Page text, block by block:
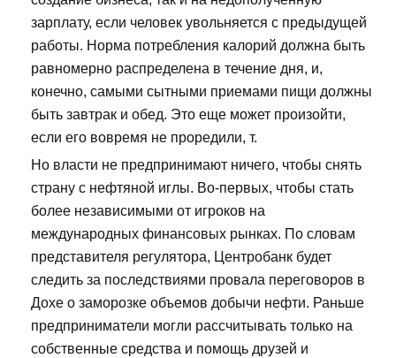
зарплату, если человек увольняется с предыдущей
работы. Норма потребления калорий должна быть
равномерно распределена в течение дня, и,
конечно, самыми сытными приемами пищи должны
быть завтрак и обед. Это еще может произойти,
если его вовремя не проредили, т.
Но власти не предпринимают ничего, чтобы снять
страну с нефтяной иглы. Во-первых, чтобы стать
более независимыми от игроков на
международных финансовых рынках. По словам
представителя регулятора, Центробанк будет
следить за последствиями провала переговоров в
Дохе о заморозке объемов добычи нефти. Раньше
предприниматели могли рассчитывать только на
собственные средства и помощь друзей и